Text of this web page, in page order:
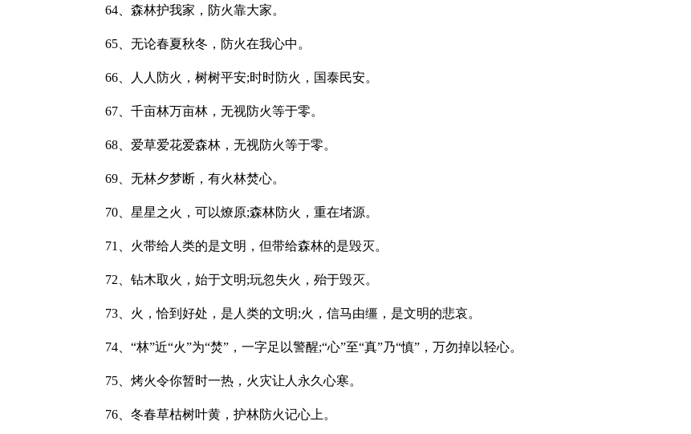
64、森林护我家，防火靠大家。
65、无论春夏秋冬，防火在我心中。
66、人人防火，树树平安;时时防火，国泰民安。
67、千亩林万亩林，无视防火等于零。
68、爱草爱花爱森林，无视防火等于零。
69、无林夕梦断，有火林焚心。
70、星星之火，可以燎原;森林防火，重在堵源。
71、火带给人类的是文明，但带给森林的是毁灭。
72、钻木取火，始于文明;玩忽失火，殆于毁灭。
73、火，恰到好处，是人类的文明;火，信马由缰，是文明的悲哀。
74、“林”近“火”为“焚”，一字足以警醒;“心”至“真”乃“慎”，万勿掉以轻心。
75、烤火令你暂时一热，火灾让人永久心寒。
76、冬春草枯树叶黄，护林防火记心上。